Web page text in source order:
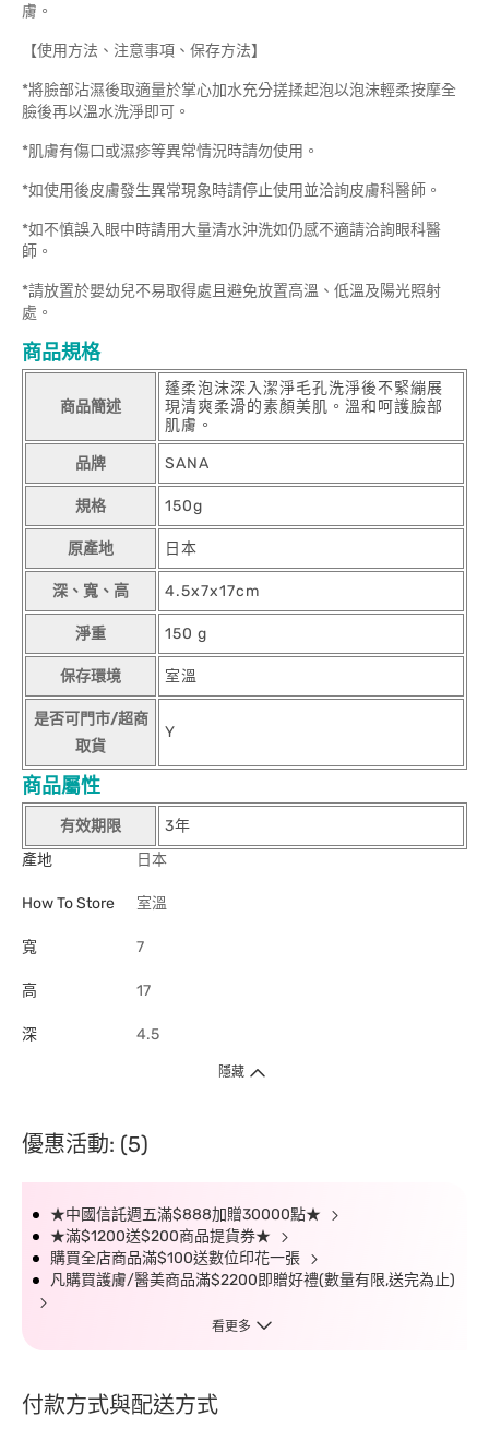
膚。
【使用方法、注意事項、保存方法】
*將臉部沾濕後取適量於掌心加水充分搓揉起泡以泡沫輕柔按摩全
臉後再以溫水洗淨即可。
*肌膚有傷口或濕疹等異常情況時請勿使用。
*如使用後皮膚發生異常現象時請停止使用並洽詢皮膚科醫師。
*如不慎誤入眼中時請用大量清水沖洗如仍感不適請洽詢眼科醫
師。
*請放置於嬰幼兒不易取得處且避免放置高溫、低溫及陽光照射
處。
商品規格
商品簡述
蓬柔泡沫深入潔淨毛孔洗淨後不緊繃展
現清爽柔滑的素顏美肌。溫和呵護臉部
肌膚。
品牌 SANA
規格 150g
原產地 日本
深、寬、高 4.5x7x17cm
淨重 150 g
保存環境 室溫
是否可門市/超商
取貨
Y
商品屬性
有效期限
3年
產地
日本
How To Store 室溫
寬 7
高 17
深 4.5
隱藏
優惠活動: (5)
★中國信託週五滿$888加贈30000點★
★滿$1200送$200商品提貨券★
購買全店商品滿$100送數位印花一張
凡購買護膚/醫美商品滿$2200即贈好禮(數量有限,送完為止)
看更多
付款方式與配送方式